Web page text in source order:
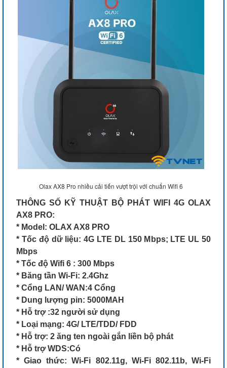
Olax AX8 Pro nhiều cải tiến vượt trội với chuẩn Wifi 6
THÔNG SỐ KỸ THUẬT BỘ PHÁT WIFI 4G OLAX
AX8 PRO:
* Model: OLAX AX8 PRO
* Tốc độ dữ liệu: 4G LTE DL 150 Mbps; LTE UL 50
Mbps
* Tốc độ Wifi 6 : 300 Mbps
* Băng tần Wi-Fi: 2.4Ghz
* Cổng LAN/ WAN:4 Cổng
* Dung lượng pin: 5000MAH
* Hỗ trợ :32 người sử dụng
* Loại mạng: 4G/ LTE/TDD/ FDD
* Hỗ trợ: 2 ăng ten ngoài gắn liền bộ phát
* Hỗ trợ WDS:Có
* Giao thức: Wi-Fi 802.11g, Wi-Fi 802.11b, Wi-Fi